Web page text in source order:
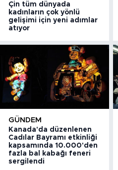
Çin tüm dünyada
kadınların çok yönlü
gelişimi için yeni adımlar
atıyor
GÜNDEM
Kanada'da düzenlenen
Cadılar Bayramı etkinliği
kapsamında 10.000'den
fazla bal kabağı feneri
sergilendi